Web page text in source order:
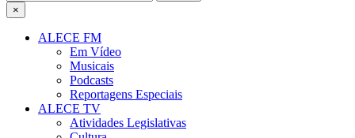
×
ALECE FM
Em Vídeo
Musicais
Podcasts
Reportagens Especiais
ALECE TV
Atividades Legislativas